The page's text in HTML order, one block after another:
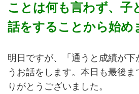
ことは何も言わず、子
話をすることから始め
明日ですが、「通うと成績が下
うお話をします。本日も最後
りがとうございました。